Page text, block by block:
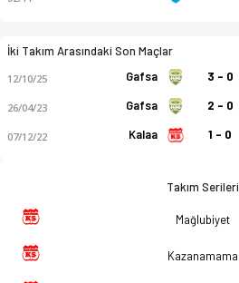
İki Takım Arasındaki Son Maçlar
12/10/25 Gafsa 3 - 0
26/04/23 Gafsa 2 - 0
07/12/22 Kalaa 1 - 0
Takım Serileri
Mağlubiyet
Kazanamama